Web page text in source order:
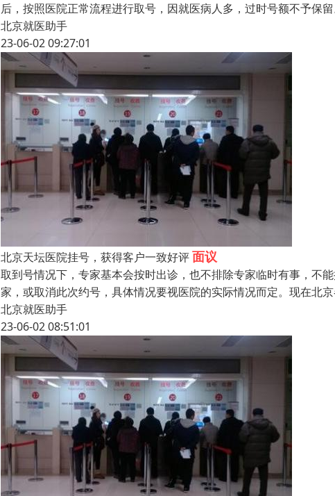
后，按照医院正常流程进行取号，因就医病人多，过时号额不予保
北京就医助手
23-06-02 09:27:01
北京天坛医院挂号，获得客户一致好评面议
取到号情况下，专家基本会按时出诊，也不排除专家临时有事，不
家，或取消此次约号，具体情况要视医院的实际情况而定。现在北
北京就医助手
23-06-02 08:51:01